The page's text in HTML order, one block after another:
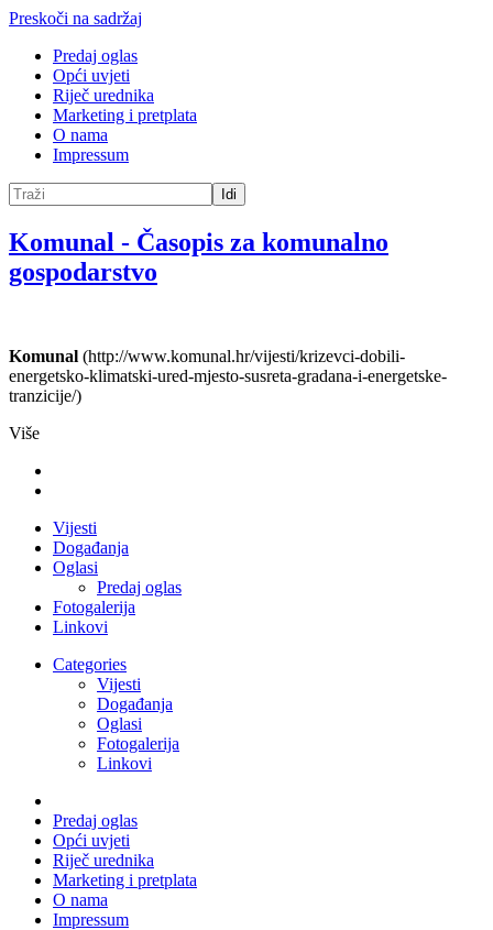
Preskoči na sadržaj
Predaj oglas
Opći uvjeti
Riječ urednika
Marketing i pretplata
O nama
Impressum
Idi
Komunal - Časopis za komunalno
gospodarstvo
Komunal (http://www.komunal.hr/vijesti/krizevci-dobili-
energetsko-klimatski-ured-mjesto-susreta-gradana-i-energetske-
tranzicije/)
Više
Vijesti
Događanja
Oglasi
Predaj oglas
Fotogalerija
Linkovi
Categories
Vijesti
Događanja
Oglasi
Fotogalerija
Linkovi
Predaj oglas
Opći uvjeti
Riječ urednika
Marketing i pretplata
O nama
Impressum